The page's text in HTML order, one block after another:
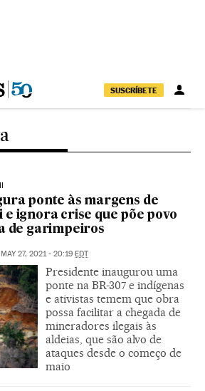
SUSCRÍBETE
ponte às margens de
ignora crise que põe povo
de garimpeiros
MAY 27, 2021 - 20:19 EDT
Presidente inaugurou uma
ponte na BR-307 e indígenas
e ativistas temem que obra
possa facilitar a chegada de
mineradores ilegais às
aldeias, que são alvo de
ataques desde o começo de
maio